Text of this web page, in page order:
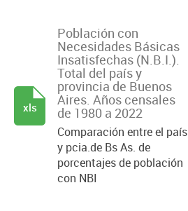
Población con
Necesidades Básicas
Insatisfechas (N.B.I.).
Total del país y
provincia de Buenos
Aires. Años censales
de 1980 a 2022
Comparación entre el país
y pcia.de Bs As. de
porcentajes de población
con NBI
xls